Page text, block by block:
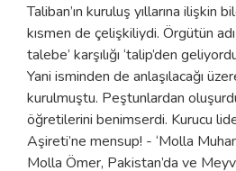
Taliban’ın kuruluş yıllarına ilişkin
kısmen de çelişkiliydi. Örgütün
talebe’ karşılığı ‘talip’den
Yani isminden de anlaşılacağı
kurulmuştu. Peştunlardan
öğretilerini benimserdi. Kurucu
Aşireti’ne mensup! - ‘Molla
Molla Ömer, Pakistan’da ve